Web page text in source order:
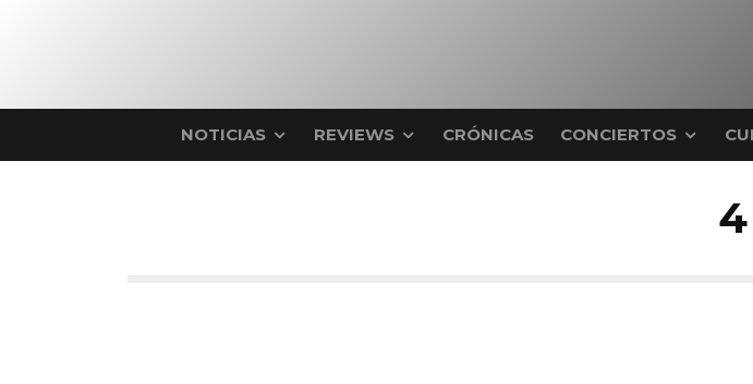
NOTICIAS REVIEWS CRÓNICAS CONCIERTOS
4